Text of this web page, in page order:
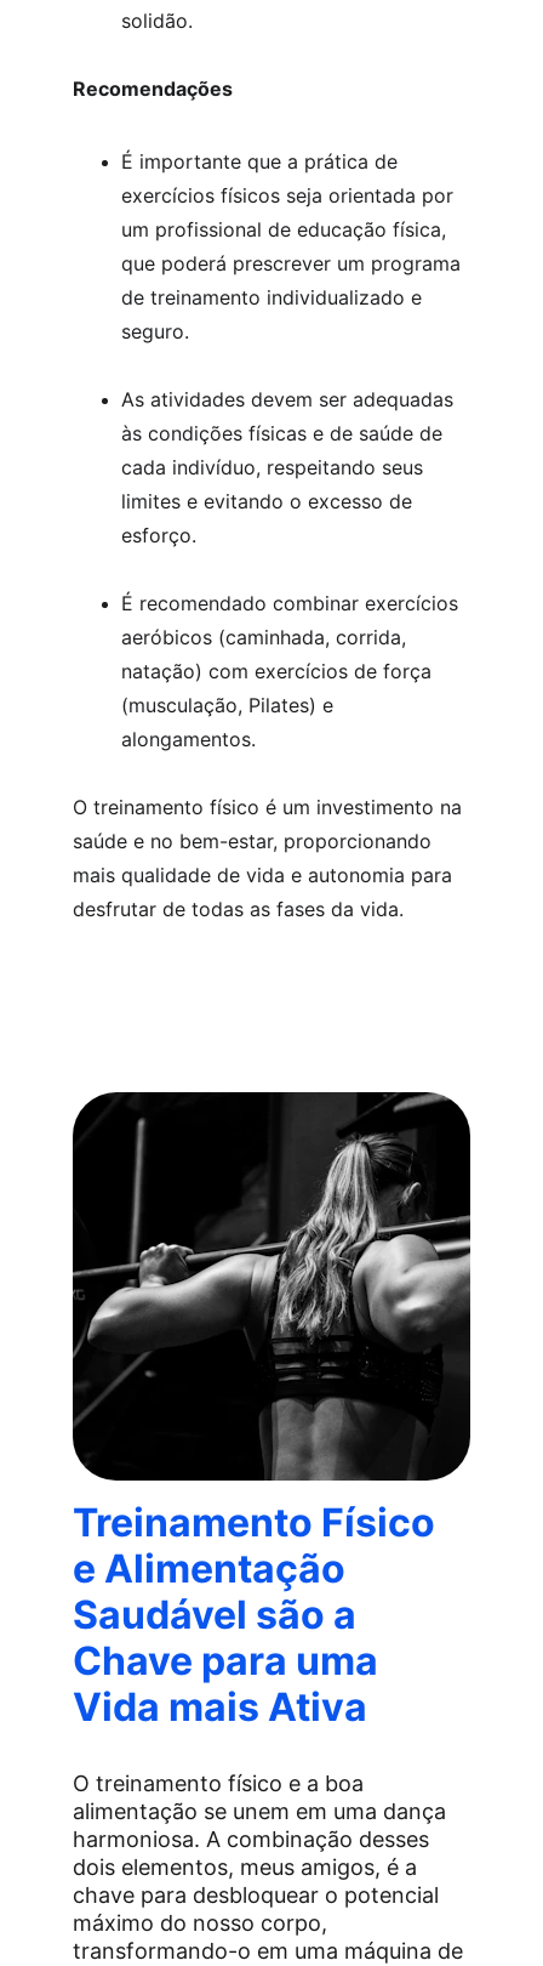
solidão.
Recomendações
É importante que a prática de
exercícios físicos seja orientada por
um profissional de educação física,
que poderá prescrever um programa
de treinamento individualizado e
seguro.
As atividades devem ser adequadas
às condições físicas e de saúde de
cada indivíduo, respeitando seus
limites e evitando o excesso de
esforço.
É recomendado combinar exercícios
aeróbicos (caminhada, corrida,
natação) com exercícios de força
(musculação, Pilates) e
alongamentos.
O treinamento físico é um investimento na
saúde e no bem-estar, proporcionando
mais qualidade de vida e autonomia para
desfrutar de todas as fases da vida.
Treinamento Físico
e Alimentação
Saudável são a
Chave para uma
Vida mais Ativa
O treinamento físico e a boa
alimentação se unem em uma dança
harmoniosa. A combinação desses
dois elementos, meus amigos, é a
chave para desbloquear o potencial
máximo do nosso corpo,
transformando-o em uma máquina de